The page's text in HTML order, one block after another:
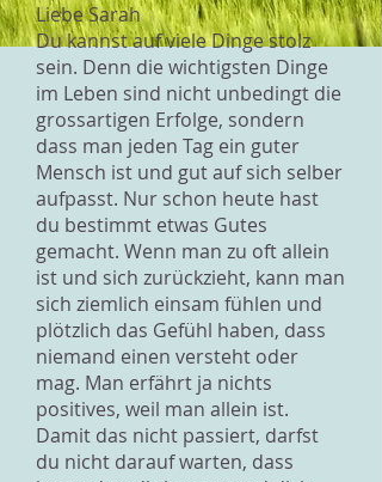
Liebe Sarah
Du kannst auf viele Dinge stolz
sein. Denn die wichtigsten Dinge
im Leben sind nicht unbedingt die
grossartigen Erfolge, sondern
dass man jeden Tag ein guter
Mensch ist und gut auf sich selber
aufpasst. Nur schon heute hast
du bestimmt etwas Gutes
gemacht. Wenn man zu oft allein
ist und sich zurückzieht, kann man
sich ziemlich einsam fühlen und
plötzlich das Gefühl haben, dass
niemand einen versteht oder
mag. Man erfährt ja nichts
positives, weil man allein ist.
Damit das nicht passiert, darfst
du nicht darauf warten, dass